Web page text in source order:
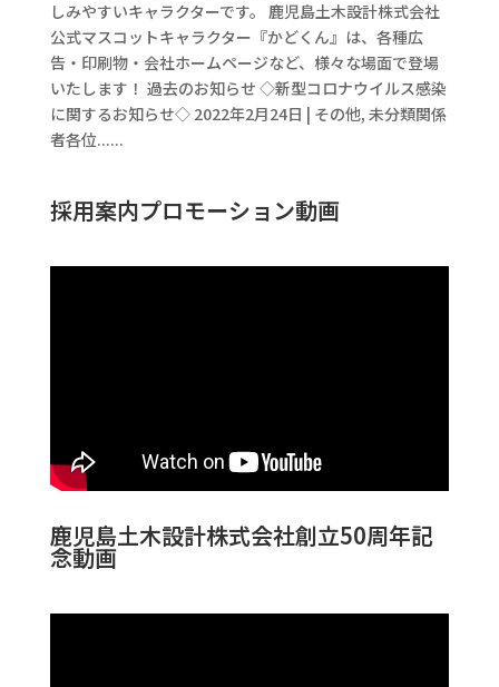
しみやすいキャラクターです。 鹿児島土木設計株式会社
公式マスコットキャラクター『かどくん』は、各種広
告・印刷物・会社ホームページなど、様々な場面で登場
いたします！ 過去のお知らせ ◇新型コロナウイルス感染
に関するお知らせ◇ 2022年2月24日 | その他, 未分類関係
者各位......
採用案内プロモーション動画
鹿児島土木設計株式会社創立50周年記
念動画